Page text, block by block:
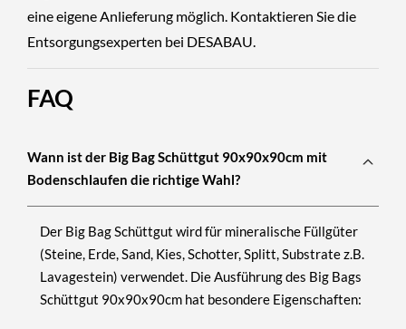
eine eigene Anlieferung möglich. Kontaktieren Sie die
Entsorgungsexperten bei DESABAU.
FAQ
Wann ist der Big Bag Schüttgut 90x90x90cm mit
Bodenschlaufen die richtige Wahl?
Der Big Bag Schüttgut wird für mineralische Füllgüter
(Steine, Erde, Sand, Kies, Schotter, Splitt, Substrate z.B.
Lavagestein) verwendet. Die Ausführung des Big Bags
Schüttgut 90x90x90cm hat besondere Eigenschaften: